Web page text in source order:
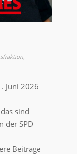
,
Juni 2026
sind
der SPD
Beiträge